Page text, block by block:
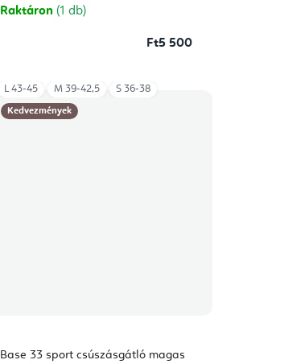
Raktáron (1 db)
Ft5 500
Kedvezmények
Base 33 sport csúszásgátló magas
L 43-45 M 39-42,5 S 36-38